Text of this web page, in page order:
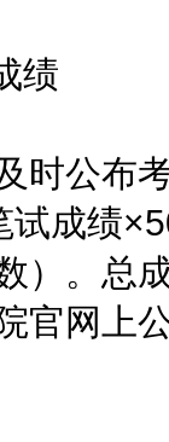
绩
公布考
试成绩
）。总
官网上